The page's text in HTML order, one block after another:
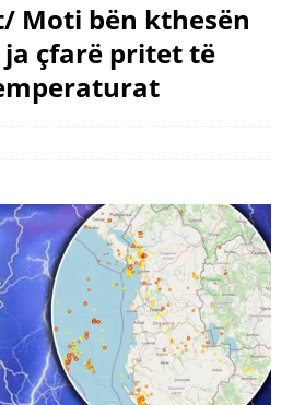
Moti bën kthesën
çfarë pritet të